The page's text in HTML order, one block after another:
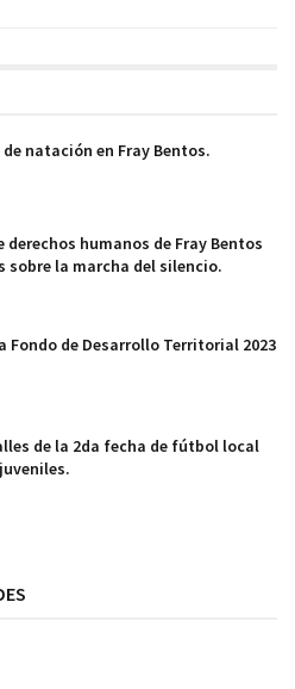
de natación en Fray Bentos.
derechos humanos de Fray Bentos
sobre la marcha del silencio.
Fondo de Desarrollo Territorial 2023
de la 2da fecha de fútbol local